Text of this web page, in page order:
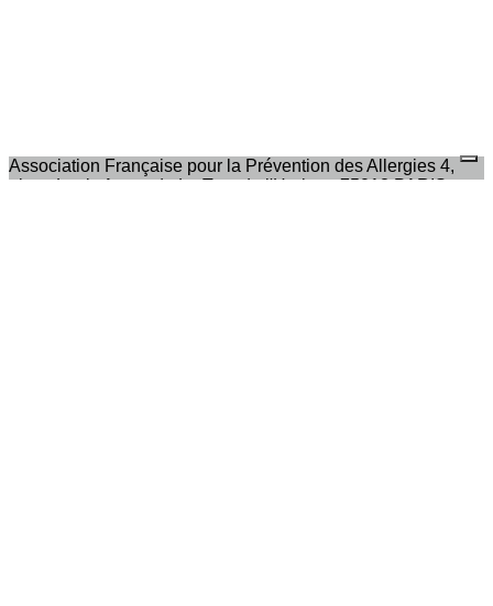
Association Française pour la Prévention des Allergies 4,
place Louis Armand - La Tour de l'Horloge 75012 PARIS